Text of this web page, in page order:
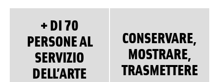
+ DI 70
PERSONE AL
SERVIZIO
DELL’ARTE
CONSERVARE,
MOSTRARE,
TRASMETTERE